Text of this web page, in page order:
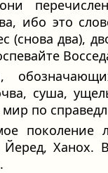
ибо это
(снова два),
суша,
по
Йеред, Ханох.